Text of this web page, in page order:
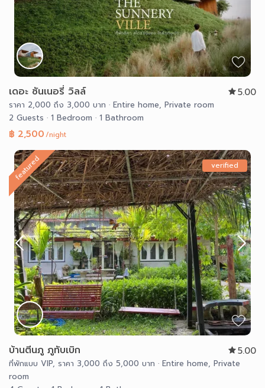
เดอะ ซันเนอรี่ วิลล์ 5.00
ราคา 2,000 ถึง 3,000 บาท · Entire home,Private room
2 Guests· 1 Bedroom· 1 Bathroom
฿ 2,500/night
featured verified
บ้านตีนภู ภูทับเบิก 5.00
ที่พักแบบ VIP,ราคา 3,000 ถึง 5,000 บาท · Entire home,Private
room